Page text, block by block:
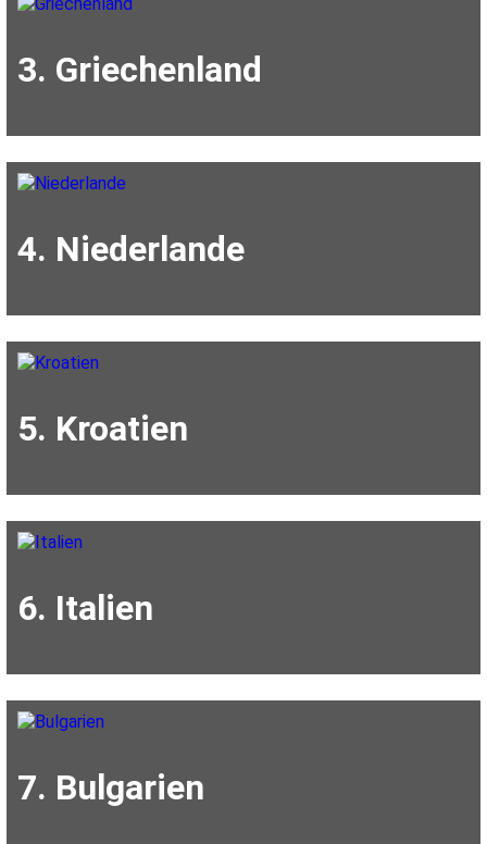
3. Griechenland
4. Niederlande
5. Kroatien
6. Italien
7. Bulgarien